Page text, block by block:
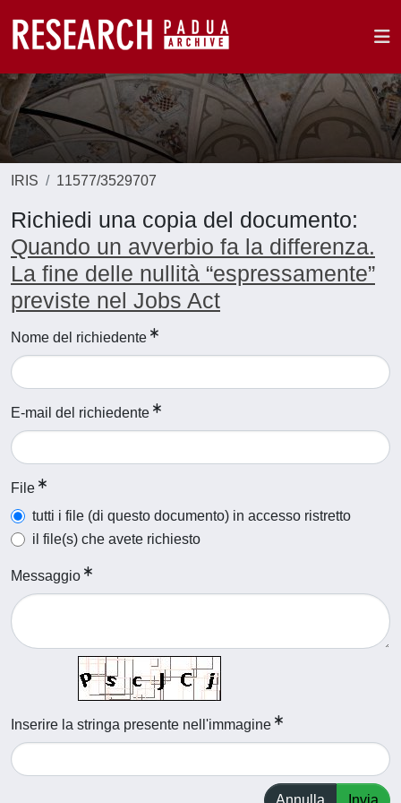
IRIS 11577/3529707
Richiedi una copia del documento:
Quando un avverbio fa la differenza.
La fine delle nullità “espressamente”
previste nel Jobs Act
Nome del richiedente
E-mail del richiedente
File
tutti i file (di questo documento) in accesso ristretto
il file(s) che avete richiesto
Messaggio
Inserire la stringa presente nell'immagine
Annulla Invia